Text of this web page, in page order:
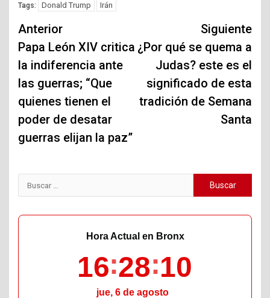
Tags: Donald Trump Irán
Navegación
de
entradas
Anterior
Papa León XIV critica
la indiferencia ante
las guerras; “Que
quienes tienen el
poder de desatar
guerras elijan la paz”
Siguiente
¿Por qué se quema a
Judas? este es el
significado de esta
tradición de Semana
Santa
Buscar:
Hora Actual en Bronx
16 28 11
jue, 6 de agosto